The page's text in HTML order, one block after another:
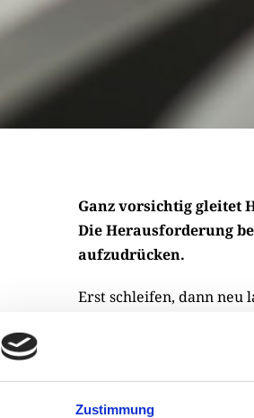
Zustimmung
Ganz vorsichtig gleitet
Die Herausforderung
aufzudrücken.
Erst schleifen, dann neu
Herausforderung. Sie